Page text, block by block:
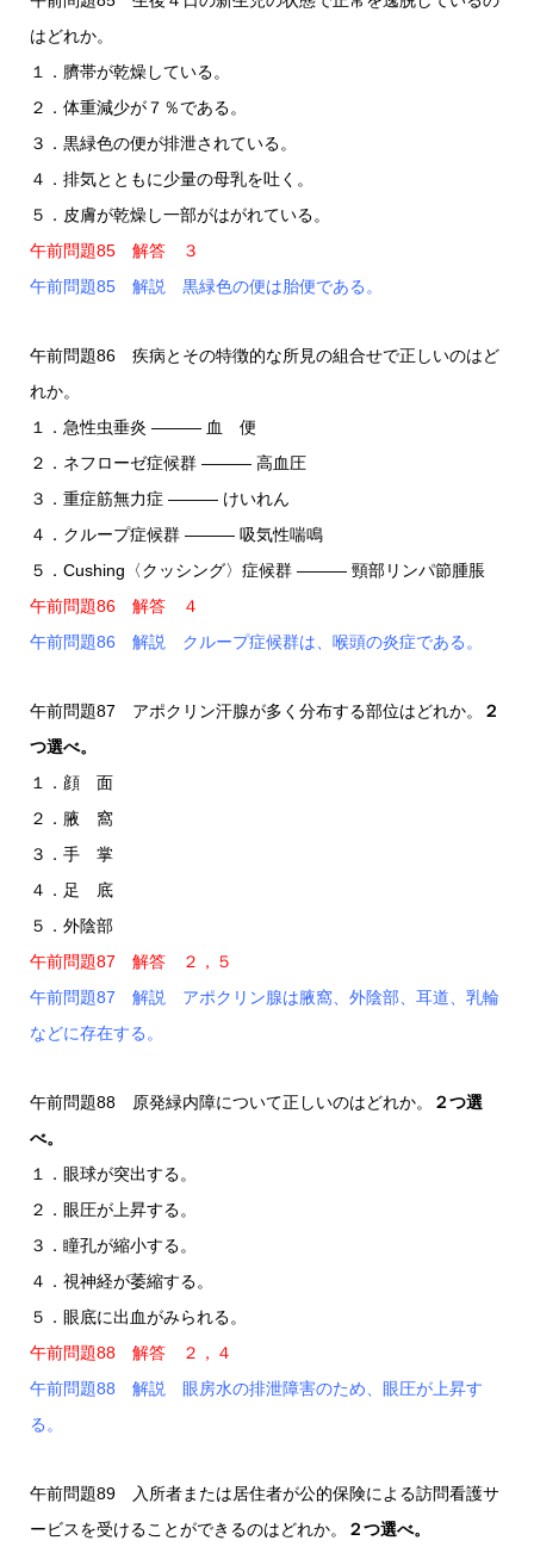
はどれか。
１．臍帯が乾燥している。
２．体重減少が７％である。
３．黒緑色の便が排泄されている。
４．排気とともに少量の母乳を吐く。
５．皮膚が乾燥し一部がはがれている。
午前問題85 解答 ３
午前問題85 解説 黒緑色の便は胎便である。
午前問題86 疾病とその特徴的な所見の組合せで正しいのはど
れか。
１．急性虫垂炎 ――― 血 便
２．ネフローゼ症候群 ――― 高血圧
３．重症筋無力症 ――― けいれん
４．クループ症候群 ――― 吸気性喘鳴
５．Cushing〈クッシング〉症候群 ――― 頸部リンパ節腫脹
午前問題86 解答 ４
午前問題86 解説 クループ症候群は、喉頭の炎症である。
午前問題87 アポクリン汗腺が多く分布する部位はどれか。
２
つ選べ。
１．顔 面
２．腋 窩
３．手 掌
４．足 底
５．外陰部
午前問題87 解答 ２，５
午前問題87 解説 アポクリン腺は腋窩、外陰部、耳道、乳輪
などに存在する。
午前問題88 原発緑内障について正しいのはどれか。
２つ選
べ。
１．眼球が突出する。
２．眼圧が上昇する。
３．瞳孔が縮小する。
４．視神経が萎縮する。
５．眼底に出血がみられる。
午前問題88 解答 ２，４
午前問題88 解説 眼房水の排泄障害のため、眼圧が上昇す
る。
午前問題89 入所者または居住者が公的保険による訪問看護サ
ービスを受けることができるのはどれか。
２つ選べ。